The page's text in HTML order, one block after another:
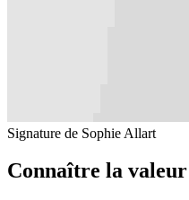
Signature de Sophie Allart
Connaître la